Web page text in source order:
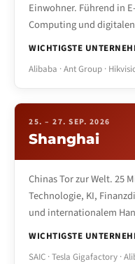
Einwohner. Führend in
Computing und
WICHTIGSTE
Alibaba · Ant Group ·
25. – 27. SEP. 2026
Shanghai
Chinas Tor zur Welt. 25
Technologie, KI,
und internationalem
WICHTIGSTE
SAIC · Tesla Gigafactory ·